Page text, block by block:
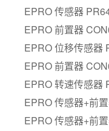
EPRO 传感器
EPRO 前置器
EPRO 位移传感器
EPRO 前置器
EPRO 转速传感器
EPRO 传感器+前
EPRO 传感器+前